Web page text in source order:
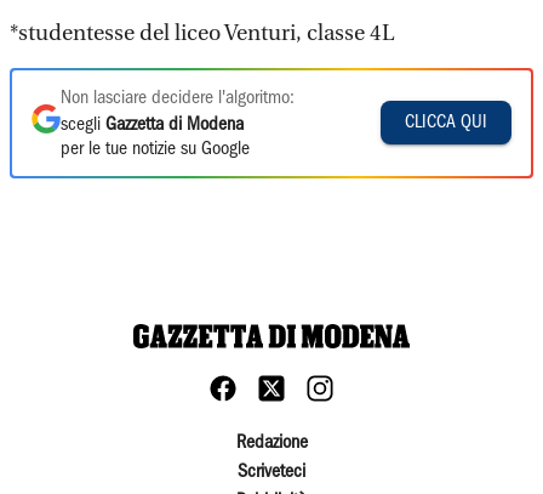
*studentesse del liceo Venturi, classe 4L
Non lasciare decidere l'algoritmo:
scegli Gazzetta di Modena
per le tue notizie su Google
CLICCA QUI
Redazione
Scriveteci